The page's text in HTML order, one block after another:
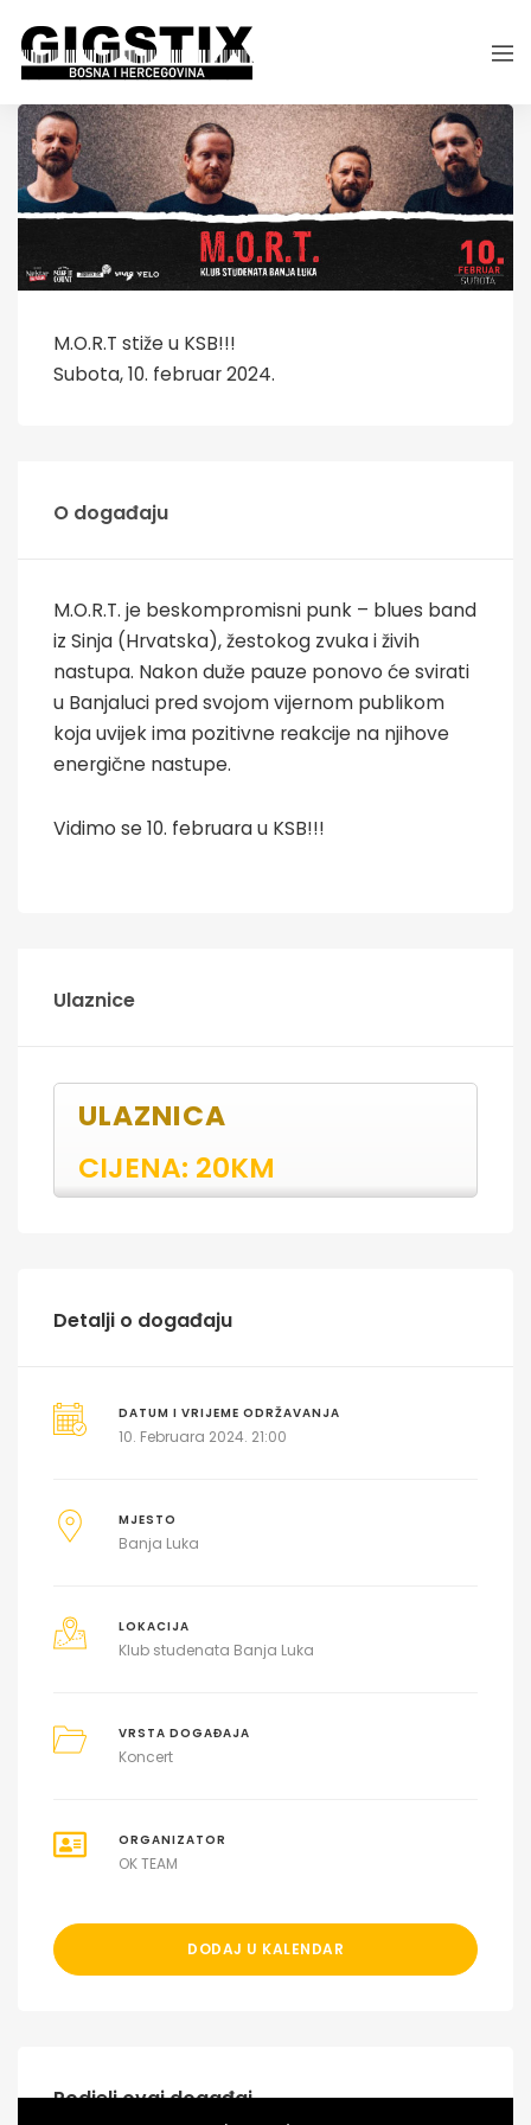
M.O.R.T stiže u KSB!!!
Subota, 10. februar 2024.
O događaju
M.O.R.T. je beskompromisni punk – blues band
iz Sinja (Hrvatska), žestokog zvuka i živih
nastupa. Nakon duže pauze ponovo će svirati
u Banjaluci pred svojom vijernom publikom
koja uvijek ima pozitivne reakcije na njihove
energične nastupe.
Vidimo se 10. februara u KSB!!!
Ulaznice
ULAZNICA
CIJENA: 20KM
Detalji o događaju
DATUM I VRIJEME ODRŽAVANJA
10. Februara 2024. 21:00
MJESTO
Banja Luka
LOKACIJA
Klub studenata Banja Luka
VRSTA DOGAĐAJA
Koncert
ORGANIZATOR
OK TEAM
DODAJ U KALENDAR
Podjeli ovaj događaj